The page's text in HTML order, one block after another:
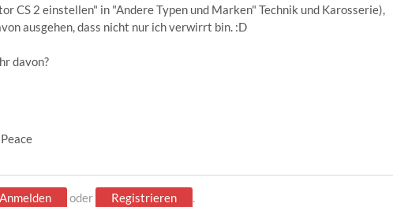
CS 2 einstellen" in "Andere Typen und Marken" Technik und Karosserie),
ausgehen, dass nicht nur ich verwirrt bin. :D
davon?
Anmelden oder Registrieren .